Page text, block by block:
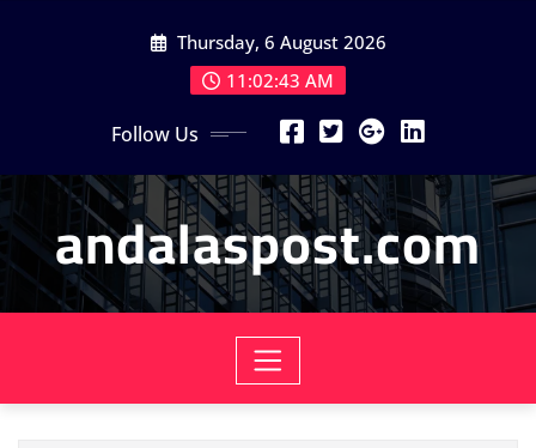
Thursday, 6 August 2026
11:02:44 AM
Follow Us
andalaspost.com